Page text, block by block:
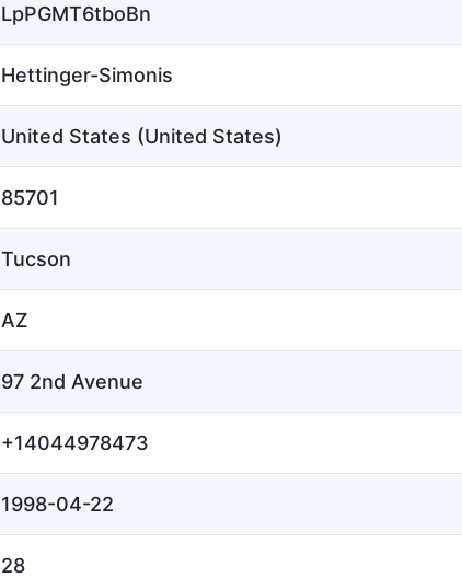
LpPGMT6tboBn
Hettinger-Simonis
United States (United States)
85701
Tucson
AZ
97 2nd Avenue
+14044978473
1998-04-22
28